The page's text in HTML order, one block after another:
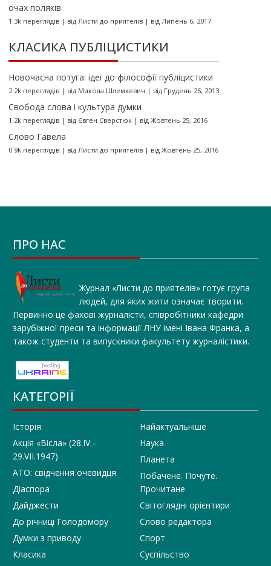
очах поляків
1.3k переглядів| від Листи до приятелів| від Липень 6, 2017
КЛАСИКА ПУБЛІЦИСТИКИ
Новочасна потуга: ідеї до філософії публіцистики
2.2k переглядів| від Микола Шлемкевич | від Грудень 26, 2013
Свобода слова і культура думки
1.2k переглядів| від Євген Сверстюк| від Жовтень 25, 2016
Слово Гавела
0.9k переглядів| від Листи до приятелів| від Жовтень 25, 2016
ПРО НАС
Журнал «Листи до приятелів» готує група
людей, для яких жити означає творити.
Первинно це фахові журналісти, співробітники кафедри
зарубіжної преси та інформації ЛНУ імені Івана Франка, а
також студенти та випускники факультету журналістики.
КАТЕГОРІЇ
Історія
Акція «Вісла» (28.IV.–
29.VII.1947)
АТО: свідчення очевидця
Діаспора
Дайджести
До річниці Голодомору
Думки з приводу
Класика
Найактуальніше
Наука
Планета
Побачене. Почуте.
Прочитане
Світоглядні орієнтири
Слово редактора
Спорт
Суспільство